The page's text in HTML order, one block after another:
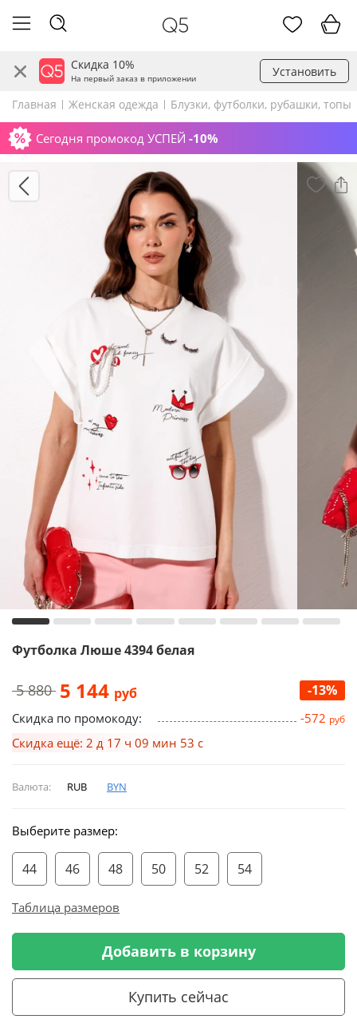
Скидка 10%
На первый заказ в приложении Установить
Главная Женская одежда Блузки, футболки, рубашки, топы
Сегодня промокод УСПЕЙ -10%
Футболка Люше 4394 белая
5 880 5 144 руб -13%
Скидка по промокоду: -572 руб
Скидка ещё: 2 д 17 ч 09 мин 52 с
Валюта: RUB BYN
Выберите размер:
44 46 48 50 52 54
Таблица размеров
Добавить в корзину
Купить сейчас